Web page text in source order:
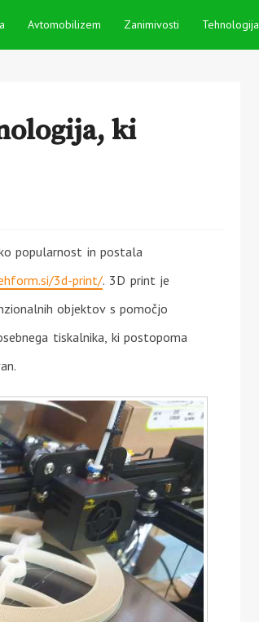
Avtomobilizem Zanimivosti Tehnologija
ki
popularnost in postala
3d-print/. 3D print je
objektov s pomočjo
tiskalnika, ki postopoma